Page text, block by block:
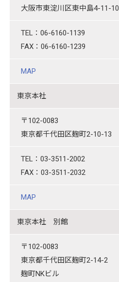
大阪市東淀川区東中島4-11-10
TEL：06-6160-1139
FAX：06-6160-1239
MAP
東京本社
〒102-0083
東京都千代田区麹町2-10-13
TEL：03-3511-2002
FAX：03-3511-2032
MAP
東京本社 別館
〒102-0083
東京都千代田区麹町2-14-2
麹町NKビル